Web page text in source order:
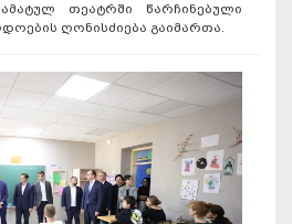
თეატრში წარჩინებული
ღონისძიება გაიმართა.